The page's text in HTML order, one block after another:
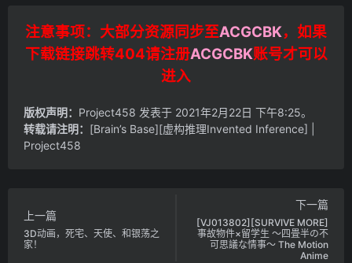
注意事项：大部分资源同步至ACGCBK，如果
下载链接跳转404请注册ACGCBK账号才可以
进入
版权声明： Project458 发表于 2021年2月22日 下午8:25。
转载请注明： [Brain’s Base][虚构推理Invented Inference] |
Project458
上一篇
3D动画，死宅、天使、和银荡之
家！
下一篇
[VJ013802][SURVIVE MORE]
事故物件×留学生 ～四畳半の不
可思議な情事～ The Motion
Anime